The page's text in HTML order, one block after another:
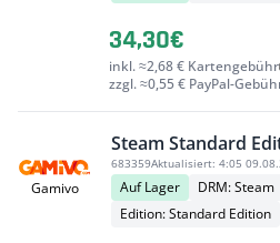
34,30€
inkl. ≈2,68 € Kartengebühr
zzgl. ≈0,55 € PayPal-
Gamivo
Steam Standard
683359Aktualisiert: 4:05
Auf Lager DRM: Steam
Edition: Standard Edition